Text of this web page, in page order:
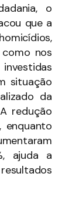
o
que a
nos
situação
da
redução
enquanto
ajuda a